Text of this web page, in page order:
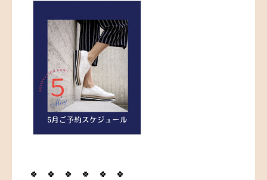
🍀 🍀 🍀 🍀 🍀 🍀